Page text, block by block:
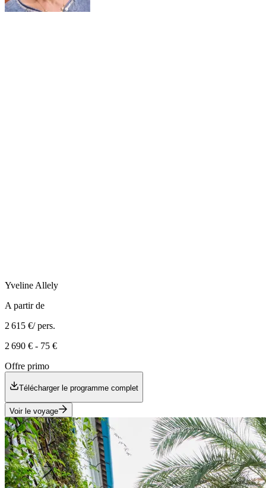
Yveline Allely
A partir de
2 615 €/ pers.
2 690 € - 75 €
Offre primo
Télécharger le programme complet
Voir le voyage